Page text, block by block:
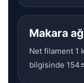
Makara
Net filament 1
bilgisinde